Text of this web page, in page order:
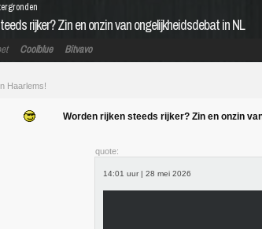
rijker? Zin en onzin van ongelijkheidsdebat in NL
Coolblue Bitvavo
Haarlems!
Worden rijken steeds rijker? Zin en onzin
quote:
14:01 uur | 28 mei 2026